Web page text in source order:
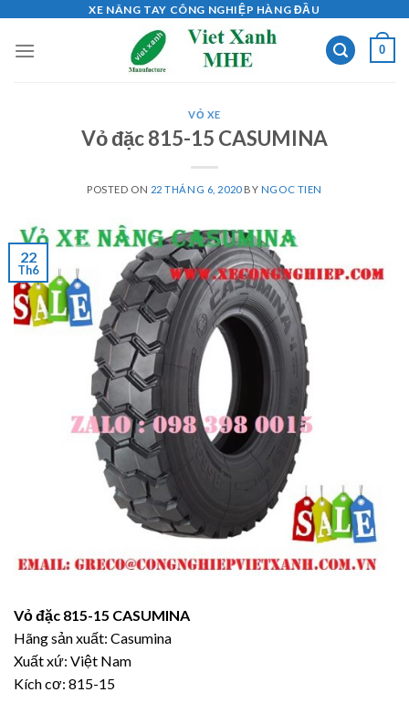
content
XE NÂNG TAY CÔNG NGHIỆP HÀNG ĐẦU
0
VỎ XE
Vỏ đặc 815-15 CASUMINA
POSTED ON 22 THÁNG 6, 2020BY NGOC TIEN
22
Th6
Vỏ đặc 815-15 CASUMINA
Hãng sản xuất: Casumina
Xuất xứ: Việt Nam
Kích cơ: 815-15